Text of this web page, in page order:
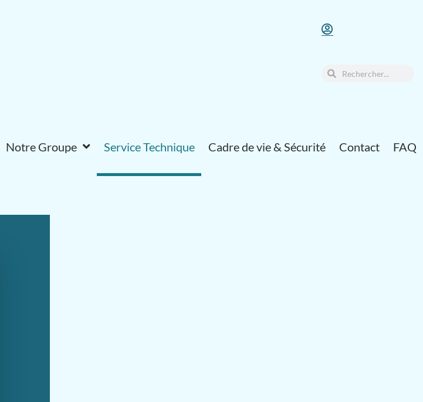
Notre Groupe Service Technique Cadre de vie & Sécurité Contact FAQ